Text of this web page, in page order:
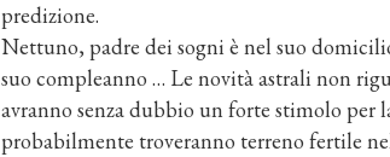
predizione.
Nettuno, padre dei sogni è nel suo
suo compleanno … Le novità astrali non
avranno senza dubbio un forte stimolo per
probabilmente troveranno terreno fertile